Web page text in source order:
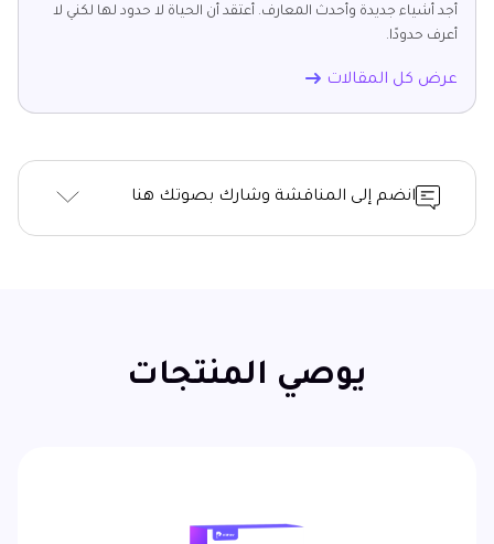
أجد أشياء جديدة وأحدث المعارف. أعتقد أن الحياة لا حدود لها لكني لا
أعرف حدودًا.
عرض كل المقالات
انضم إلى المناقشة وشارك بصوتك هنا
يوصي المنتجات